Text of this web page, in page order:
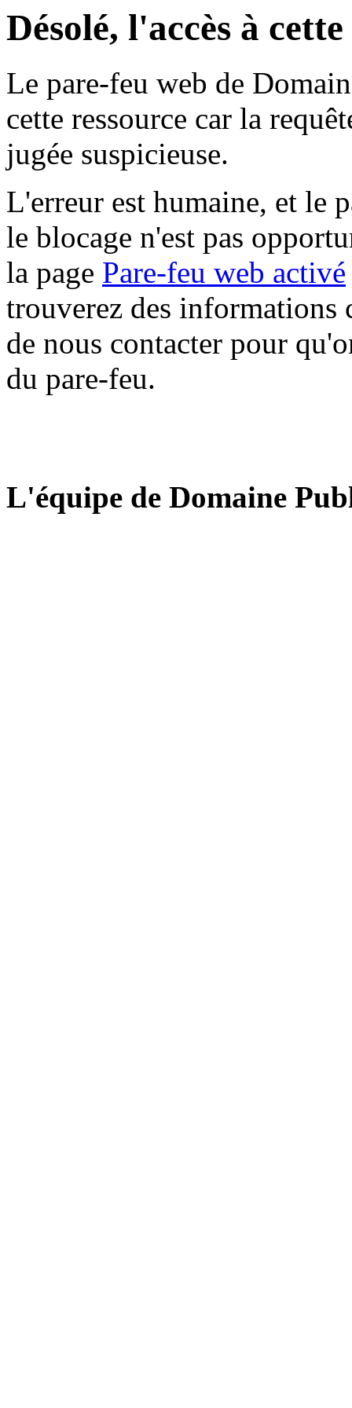
Désolé, l'accès à
Le pare-feu web de
cette ressource car la
jugée suspicieuse.
L'erreur est humaine, et le
le blocage n'est pas
la page Pare-feu web activé
trouverez des informations
de nous contacter pour
du pare-feu.
L'équipe de Domaine